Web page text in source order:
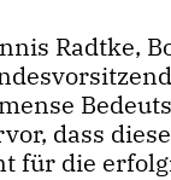
Radtke,
dass
für die